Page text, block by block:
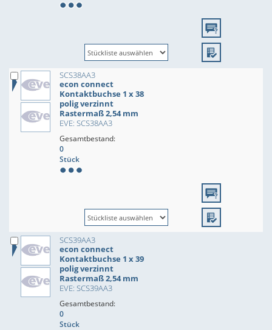
SCS38AA3
econ connect
Kontaktbuchse 1 x 38
polig verzinnt
Rastermaß 2,54 mm
EVE: SCS38AA3
Gesamtbestand:
0
Stück
SCS39AA3
econ connect
Kontaktbuchse 1 x 39
polig verzinnt
Rastermaß 2,54 mm
EVE: SCS39AA3
Gesamtbestand:
0
Stück